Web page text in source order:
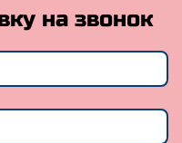
на звонок